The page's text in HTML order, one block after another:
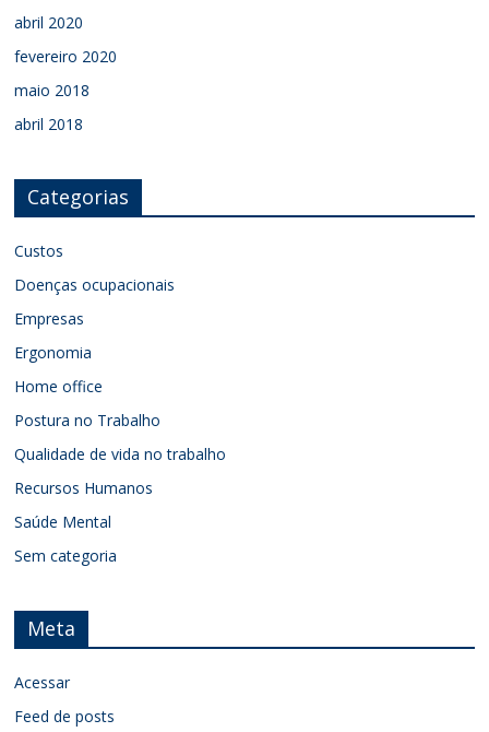
abril 2020
fevereiro 2020
maio 2018
abril 2018
Categorias
Custos
Doenças ocupacionais
Empresas
Ergonomia
Home office
Postura no Trabalho
Qualidade de vida no trabalho
Recursos Humanos
Saúde Mental
Sem categoria
Meta
Acessar
Feed de posts